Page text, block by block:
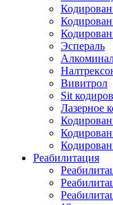
Эспераль
Вивитрол
Sit
Лазерное
Реабилитация